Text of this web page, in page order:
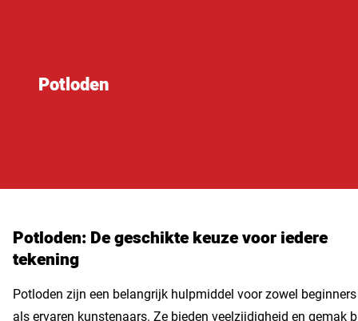
Potloden
Potloden: De geschikte keuze voor iedere
tekening
Potloden zijn een belangrijk hulpmiddel voor zowel beginners
als ervaren kunstenaars. Ze bieden veelzijdigheid en gemak